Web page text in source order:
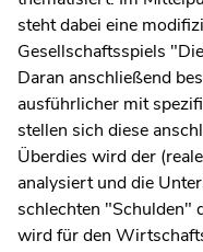
steht dabei eine
Gesellschaftsspiels
Daran anschließend
ausführlicher mit
stellen sich diese
Überdies wird der
analysiert und die
schlechten "Schulden"
wird für den